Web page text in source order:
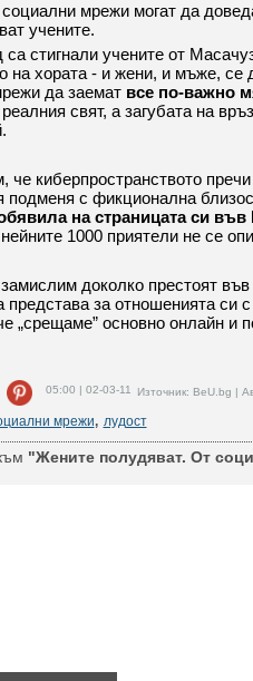
мрежи могат да
учените.
са стигнали учените от
на хората - и жени, и мъже, се
да заемат все по-важно
свят, а загубата на
че киберпространството
подменя с фикционална
на страницата си във
1000 приятели не се
доколко престоят
за отношенията си
„срещаме” основно онлайн и
05:00 | 02-03-11 Източник: BeU.bg |
мрежи, лудост
"Жените полудяват. От